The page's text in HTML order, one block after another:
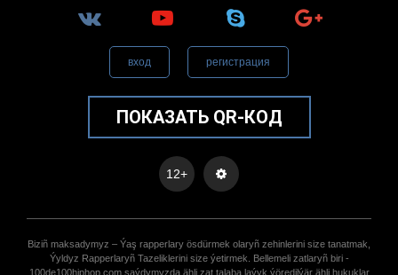
вход регистрация
ПОКАЗАТЬ QR-КОД
12+
Biziñ maksadymyz – Ýaş rapperlary ösdürmek olaryñ zehinlerini size tanatmak,
Ýyldyz Rapperlaryñ Tazeliklerini size ýetirmek. Bellemeli zatlaryñ biri -
100de100hiphop.com saýdymyzda ähli zat talaba laýyk ýöredilýär ähli hukuklar